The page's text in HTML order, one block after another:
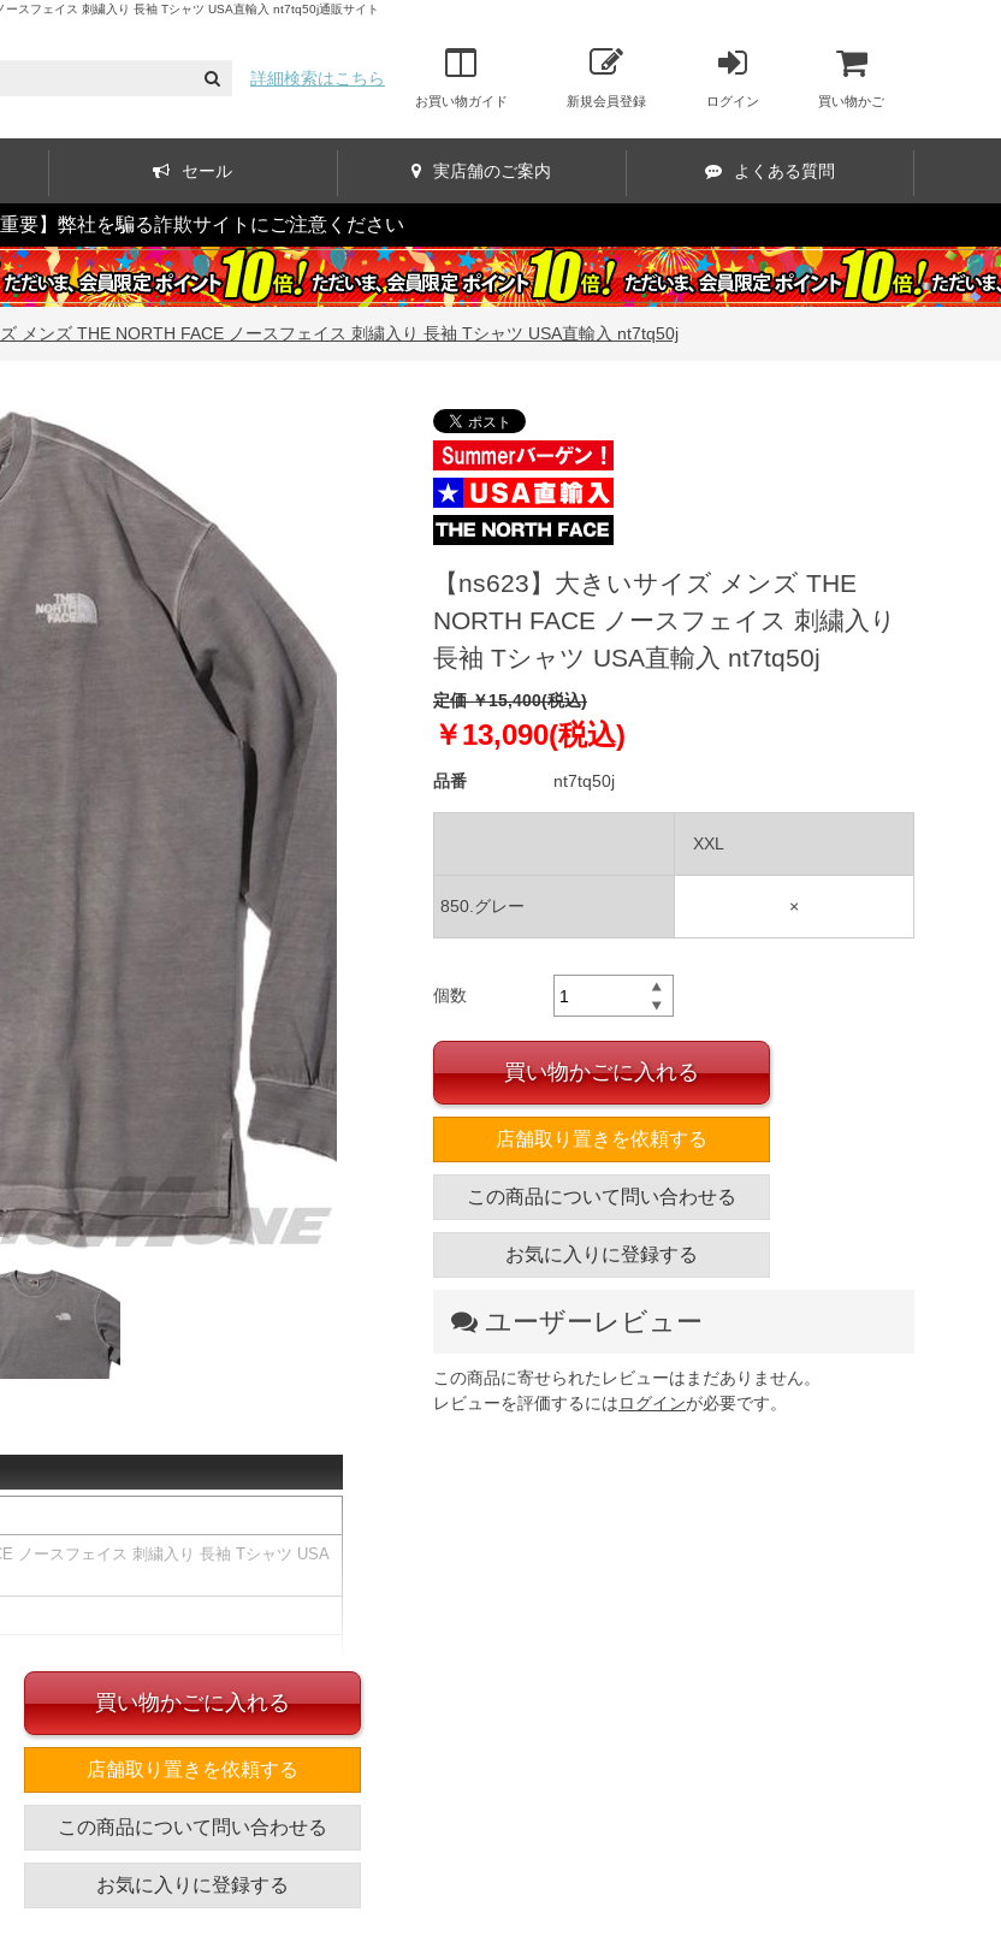
スフェイス 刺繍入り 長袖 Tシャツ USA直輸入 nt7tq50j通販サイト
詳細検索はこちら
お買い物ガイド 新規会員登録 ログイン 買い物かご
セール 実店舗のご案内 よくある質問
重要】弊社を騙る詐欺サイトにご注意ください
ズ メンズ THE NORTH FACE ノースフェイス 刺繍入り 長袖 Tシャツ USA直輸入 nt7tq50j
ノースフェイス 刺繍入り 長袖 Tシャツ USA
裾幅 着丈
63
77.5
単位はcm
【ns623】大きいサイズ メンズ THE
NORTH FACE ノースフェイス 刺繍入り
長袖 Tシャツ USA直輸入 nt7tq50j
定価 ￥15,400(税込)
￥13,090(税込)
品番 nt7tq50j
XXL
850.グレー ×
個数
買い物かごに入れる
店舗取り置きを依頼する
この商品について問い合わせる
お気に入りに登録する
ユーザーレビュー
この商品に寄せられたレビューはまだありません。
レビューを評価するにはログインが必要です。
買い物かごに入れる
店舗取り置きを依頼する
この商品について問い合わせる
お気に入りに登録する